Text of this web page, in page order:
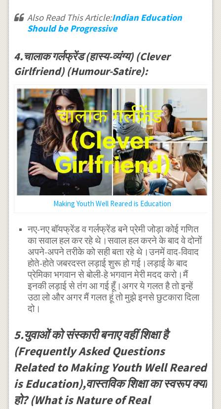
Also Read This Article:Indian Education
Should be Progressive
4.चालाक गर्लफ्रेंड (हास्य-व्यंग्य) (Clever
Girlfriend) (Humour-Satire):
Making Youth Well Reared is Education
नए-नए बॉयफ्रेंड व गर्लफ्रेंड बने प्रेमी जोड़ा कोई गणित
का सवाल हल कर रहे थे।सवाल हल करने के बाद वे दोनों
अपने-अपने तरीके को सही बता रहे थे।उनमें वाद-विवाद
होते-होते जबरदस्त लड़ाई शुरू हो गई।लड़ाई के बाद
प्रेमिका भगवान से बोली-हे भगवान मेरी मदद करो।मैं
इनकी लड़ाई से तंग आ गई हूँ।अगर ये गलत है तो इन्हें
उठा लो और अगर मैं गलत हूं तो मुझे इनसे छुटकारा दिला
दो।
5.युवाओं को संस्कारी बनाए वहीं शिक्षा है
(Frequently Asked Questions
Related to Making Youth Well Reared
is Education),वास्तविक शिक्षा का स्वरूप क्या
हो? (What is Nature of Real